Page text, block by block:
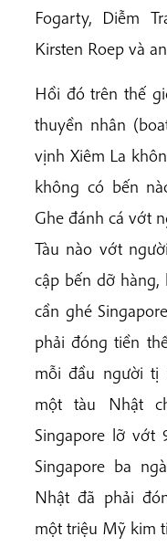
Fogarty, Diễm
Kirsten Roep và
Hồi đó trên thế
thuyền nhân
vịnh Xiêm La
không có bến
Ghe đánh cá vớt
Tàu nào vớt
cập bến dỡ hàng,
cần ghé
phải đóng tiền
mỗi đầu người tị
một tàu Nhật
Singapore lỡ vớt
Singapore ba
Nhật đã phải
một triệu Mỹ kim